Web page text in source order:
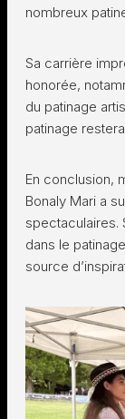
nombreux
Sa carrière
honorée,
du patinage
patinage
En conclusion,
Bonaly Mari a
spectaculaires.
dans le
source